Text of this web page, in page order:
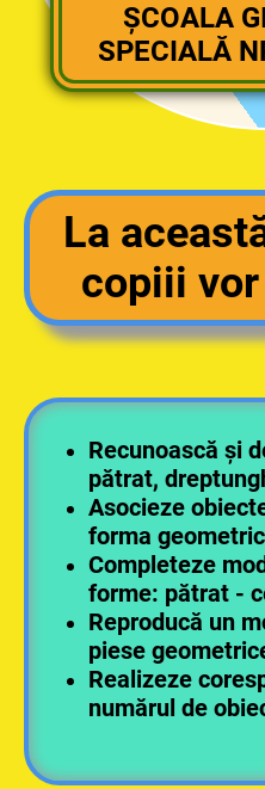
ȘCOALA
SPECIALĂ
La
copiii
Recunoască și
pătrat,
Asocieze
forma
Completeze
forme: pătrat -
Reproducă un
piese
Realizeze
numărul de